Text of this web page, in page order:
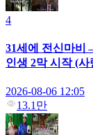
4
31세에 전신마비
인생 2막 시작 (
2026-08-06 12:05
13.1만